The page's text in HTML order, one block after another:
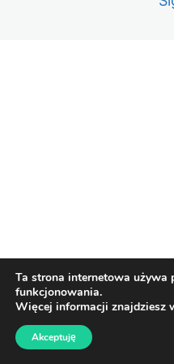
Ta strona internetowa używa
funkcjonowania.
Więcej informacji znajdziesz
Akceptuję